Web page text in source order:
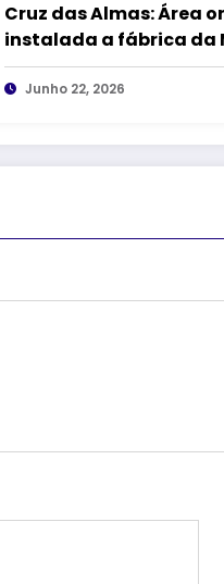
Cruz das Almas: Área
instalada a fábrica da
DICA II vai receber 1,5
pavimentação asfáltica
Junho 22, 2026